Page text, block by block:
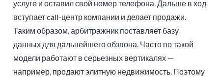
услуге и оставил свой номер телефона. Дальше в ход
вступает call-центр компании и делает продажи.
Таким образом, арбитражник поставляет базу
данных для дальнейшего обзвона. Часто по такой
модели работают в серьезных вертикалях —
например, продают элитную недвижимость. Поэтому